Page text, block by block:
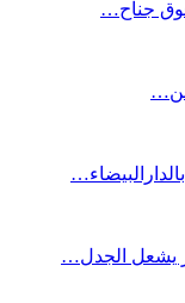
جناح…
من…
يشعل الجدل…